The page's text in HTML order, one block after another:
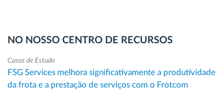
NO NOSSO CENTRO DE RECURSOS
Casos de Estudo
FSG Services melhora significativamente a produtividade
da frota e a prestação de serviços com o Frotcom